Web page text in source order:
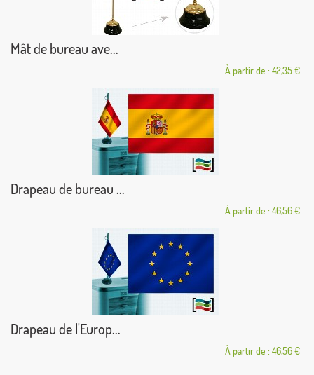
Mât de bureau ave...
À partir de : 42,35 €
Drapeau de bureau ...
À partir de : 46,56 €
Drapeau de l'Europ...
À partir de : 46,56 €